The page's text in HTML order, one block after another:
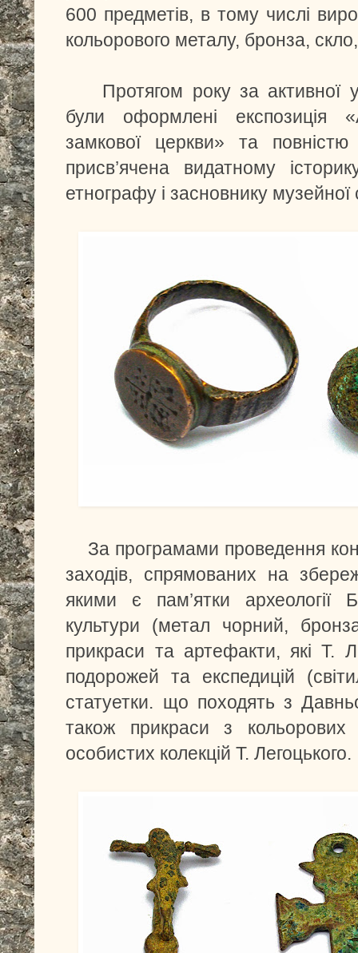
600 предметів, в тому числі
кольорового металу, бронза,
Протягом року за активної
були оформлені експозиція
замкової церкви» та
присв’ячена видатному
етнографу і засновнику
За програмами проведення
заходів, спрямованих на
якими є пам’ятки археології
культури (метал чорний,
прикраси та артефакти, які Т.
подорожей та експедицій
статуетки. що походять з
також прикраси з
особистих колекцій Т. Легоцького.